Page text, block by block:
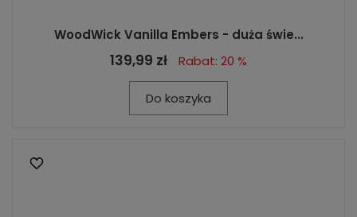
WoodWick Vanilla Embers - duża świe...
139,99 zł Rabat: 20 %
Do koszyka